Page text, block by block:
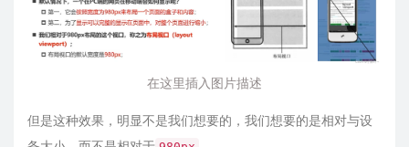
在这里插入图片描述
但是这种效果，明显不是我们想要的，我们想要的是相对与设